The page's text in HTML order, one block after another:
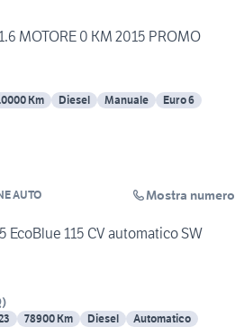
MOTORE 0 KM 2015 PROMO
Km Diesel Manuale Euro 6
AUTO Mostra numero
EcoBlue 115 CV automatico SW
)
78900 Km Diesel
Automatico